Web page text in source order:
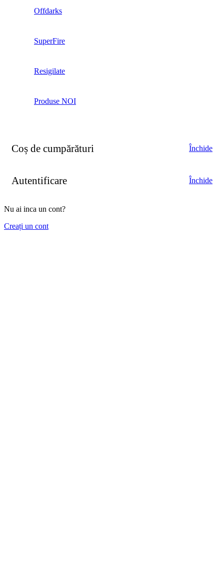
Offdarks
SuperFire
Resigilate
Produse NOI
Coș de cumpărături Închide
Autentificare Închide
Nu ai inca un cont?
Creați un cont